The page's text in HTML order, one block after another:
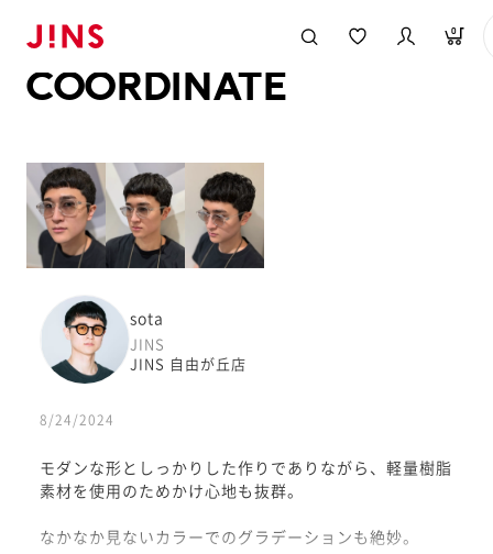
0
COORDINATE
sota
JINS
JINS 自由が丘店
8/24/2024
モダンな形としっかりした作りでありながら、軽量樹脂
素材を使用のためかけ心地も抜群。
なかなか見ないカラーでのグラデーションも絶妙。